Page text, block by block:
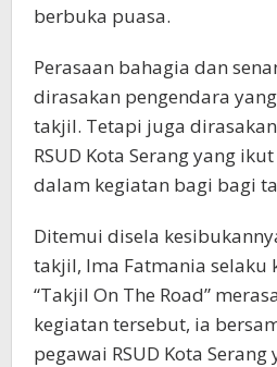
berbuka puasa.
Perasaan bahagia dan
dirasakan pengendara
takjil. Tetapi juga
RSUD Kota Serang yang
dalam kegiatan bagi bagi
Ditemui disela
takjil, Ima Fatmania selaku
“Takjil On The Road”
kegiatan tersebut, ia
pegawai RSUD Kota